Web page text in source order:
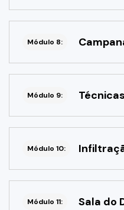
Módulo 8:
Módulo 9:
Módulo 10:
Módulo 11: Sala do